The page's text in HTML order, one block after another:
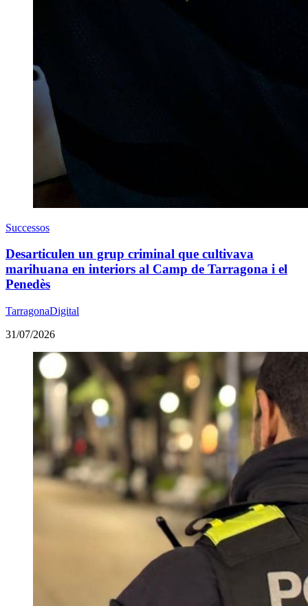
Successos
Desarticulen un grup criminal que cultivava
marihuana en interiors al Camp de Tarragona i el
Penedès
TarragonaDigital
31/07/2026